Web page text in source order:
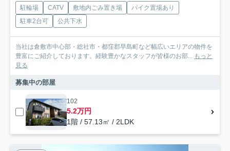
駐輪場 CATV 敷地内ごみ置き場
バイク置場あり
駐車2台可
公共下水
当社は倉敷市中心部・総社市・都窪郡早島町など幅広いエリアの物件を
豊富にご紹介しております。経験豊かなスタッフが皆様のお部... もっと
見る
募集中の部屋
102
5.2万円
1階 / 57.13㎡ / 2LDK